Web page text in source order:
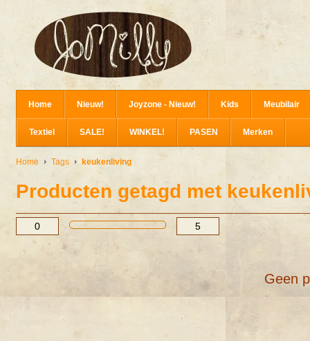
Home Nieuw! Joyzone - Nieuw! Kids Meubilair
Textiel SALE! WINKEL! PASEN Merken
Home Tags keukenliving
Producten getagd met
Geen